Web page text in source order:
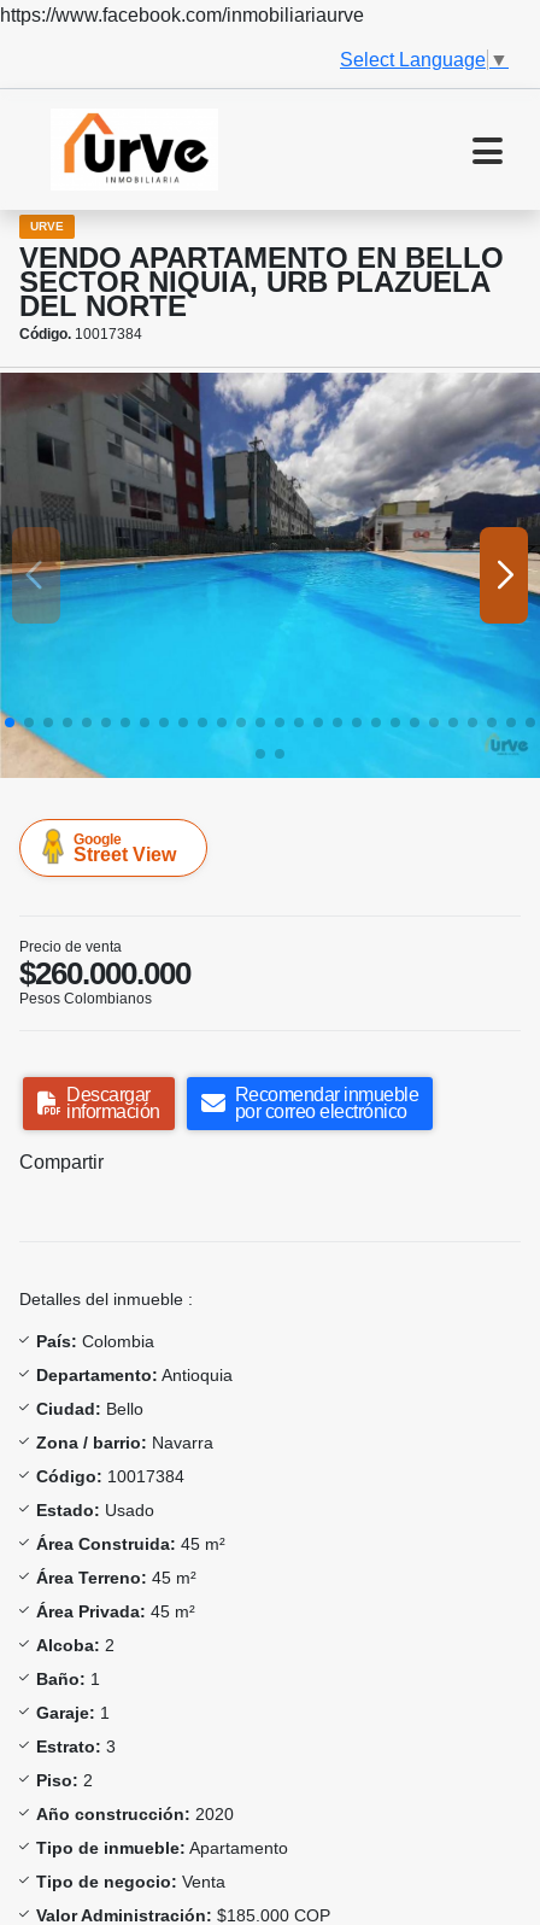
https://www.facebook.com/inmobiliariaurve
Select Language ▼
URVE
VENDO APARTAMENTO EN BELLO
SECTOR NIQUIA, URB PLAZUELA
DEL NORTE
Código. 10017384
Google
Street View
Precio de venta
$260.000.000
Pesos Colombianos
Descargar
información
Recomendar inmueble
por correo electrónico
Compartir
Detalles del inmueble :
País: Colombia
Departamento: Antioquia
Ciudad: Bello
Zona / barrio: Navarra
Código: 10017384
Estado: Usado
Área Construida: 45 m²
Área Terreno: 45 m²
Área Privada: 45 m²
Alcoba: 2
Baño: 1
Garaje: 1
Estrato: 3
Piso: 2
Año construcción: 2020
Tipo de inmueble: Apartamento
Tipo de negocio: Venta
Valor Administración: $185.000 COP